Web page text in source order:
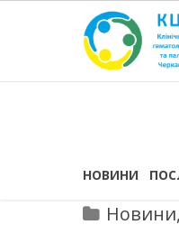
НОВИНИ
Новини,